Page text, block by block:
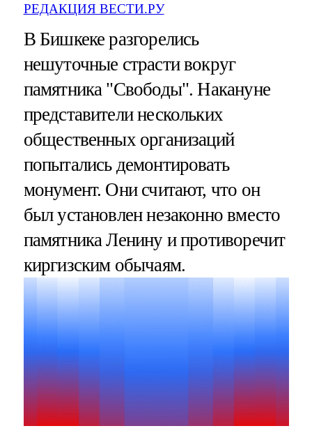
РЕДАКЦИЯ ВЕСТИ.РУ
В Бишкеке разгорелись
нешуточные страсти вокруг
памятника "Свободы". Накануне
представители нескольких
общественных организаций
попытались демонтировать
монумент. Они считают, что он
был установлен незаконно вместо
памятника Ленину и противоречит
киргизским обычаям.